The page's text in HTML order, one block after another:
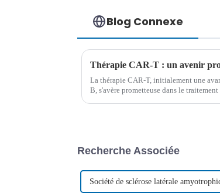
Blog Connexe
La thérapie CAR-T, initialement une
B, s'avère prometteuse dans le
Recherche Associée
Société de sclérose latérale